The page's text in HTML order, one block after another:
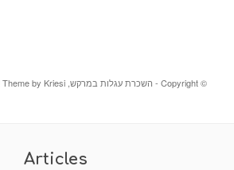
© ‫Copyright - השכרת עגלות במרקש, Little Nomad Theme by Kriesi
Articles